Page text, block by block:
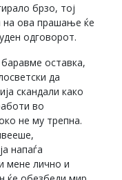
брзо, тој
на ова прашање ќе
одговорот.
оставка,
да
скандали како
во
не му трепна.
напаѓа
мене лично и